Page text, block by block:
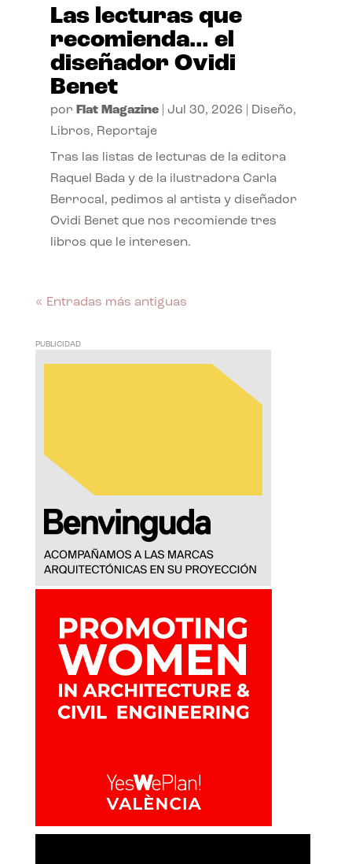
Las lecturas que
recomienda… el
diseñador Ovidi
Benet
por Flat Magazine| Jul 30, 2026 Diseño,
Libros, Reportaje
Tras las listas de lecturas de la editora
Raquel Bada y de la ilustradora Carla
Berrocal, pedimos al artista y diseñador
Ovidi Benet que nos recomiende tres
libros que le interesen.
« Entradas más antiguas
PUBLICIDAD